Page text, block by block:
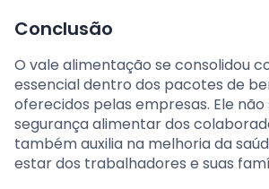
Conclusão
O vale alimentação se consolidou
essencial dentro dos pacotes de
oferecidos pelas empresas. Ele
segurança alimentar dos
também auxilia na melhoria da
estar dos trabalhadores e suas